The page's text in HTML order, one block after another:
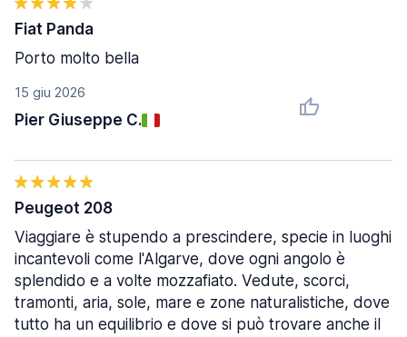
15 giu 2026
Pier Giuseppe C.
Fiat Panda
Porto molto bella
Peugeot 208
Viaggiare è stupendo a prescindere, specie in luoghi
incantevoli come l'Algarve, dove ogni angolo è
splendido e a volte mozzafiato. Vedute, scorci,
tramonti, aria, sole, mare e zone naturalistiche, dove
tutto ha un equilibrio e dove si può trovare anche il